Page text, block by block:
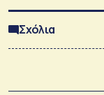
Σχόλια